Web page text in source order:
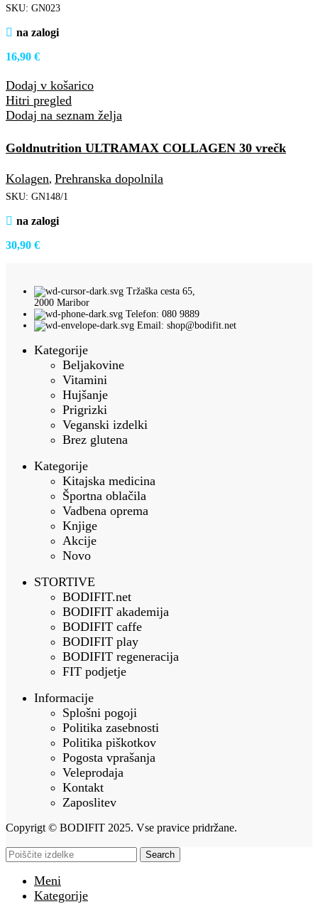
SKU: GN023
na zalogi
16,90 €
Dodaj v košarico
Hitri pregled
Dodaj na seznam želja
Goldnutrition ULTRAMAX COLLAGEN 30 vrečk
Kolagen, Prehranska dopolnila
SKU: GN148/1
na zalogi
30,90 €
Tržaška cesta 65,
2000 Maribor
Telefon: 080 9889
Email: shop@bodifit.net
Kategorije
Beljakovine
Vitamini
Hujšanje
Prigrizki
Veganski izdelki
Brez glutena
Kategorije
Kitajska medicina
Športna oblačila
Vadbena oprema
Knjige
Akcije
Novo
STORTIVE
BODIFIT.net
BODIFIT akademija
BODIFIT caffe
BODIFIT play
BODIFIT regeneracija
FIT podjetje
Informacije
Splošni pogoji
Politika zasebnosti
Politika piškotkov
Pogosta vprašanja
Veleprodaja
Kontakt
Zaposlitev
Copyrigt © BODIFIT 2025. Vse pravice pridržane.
Search
Meni
Kategorije